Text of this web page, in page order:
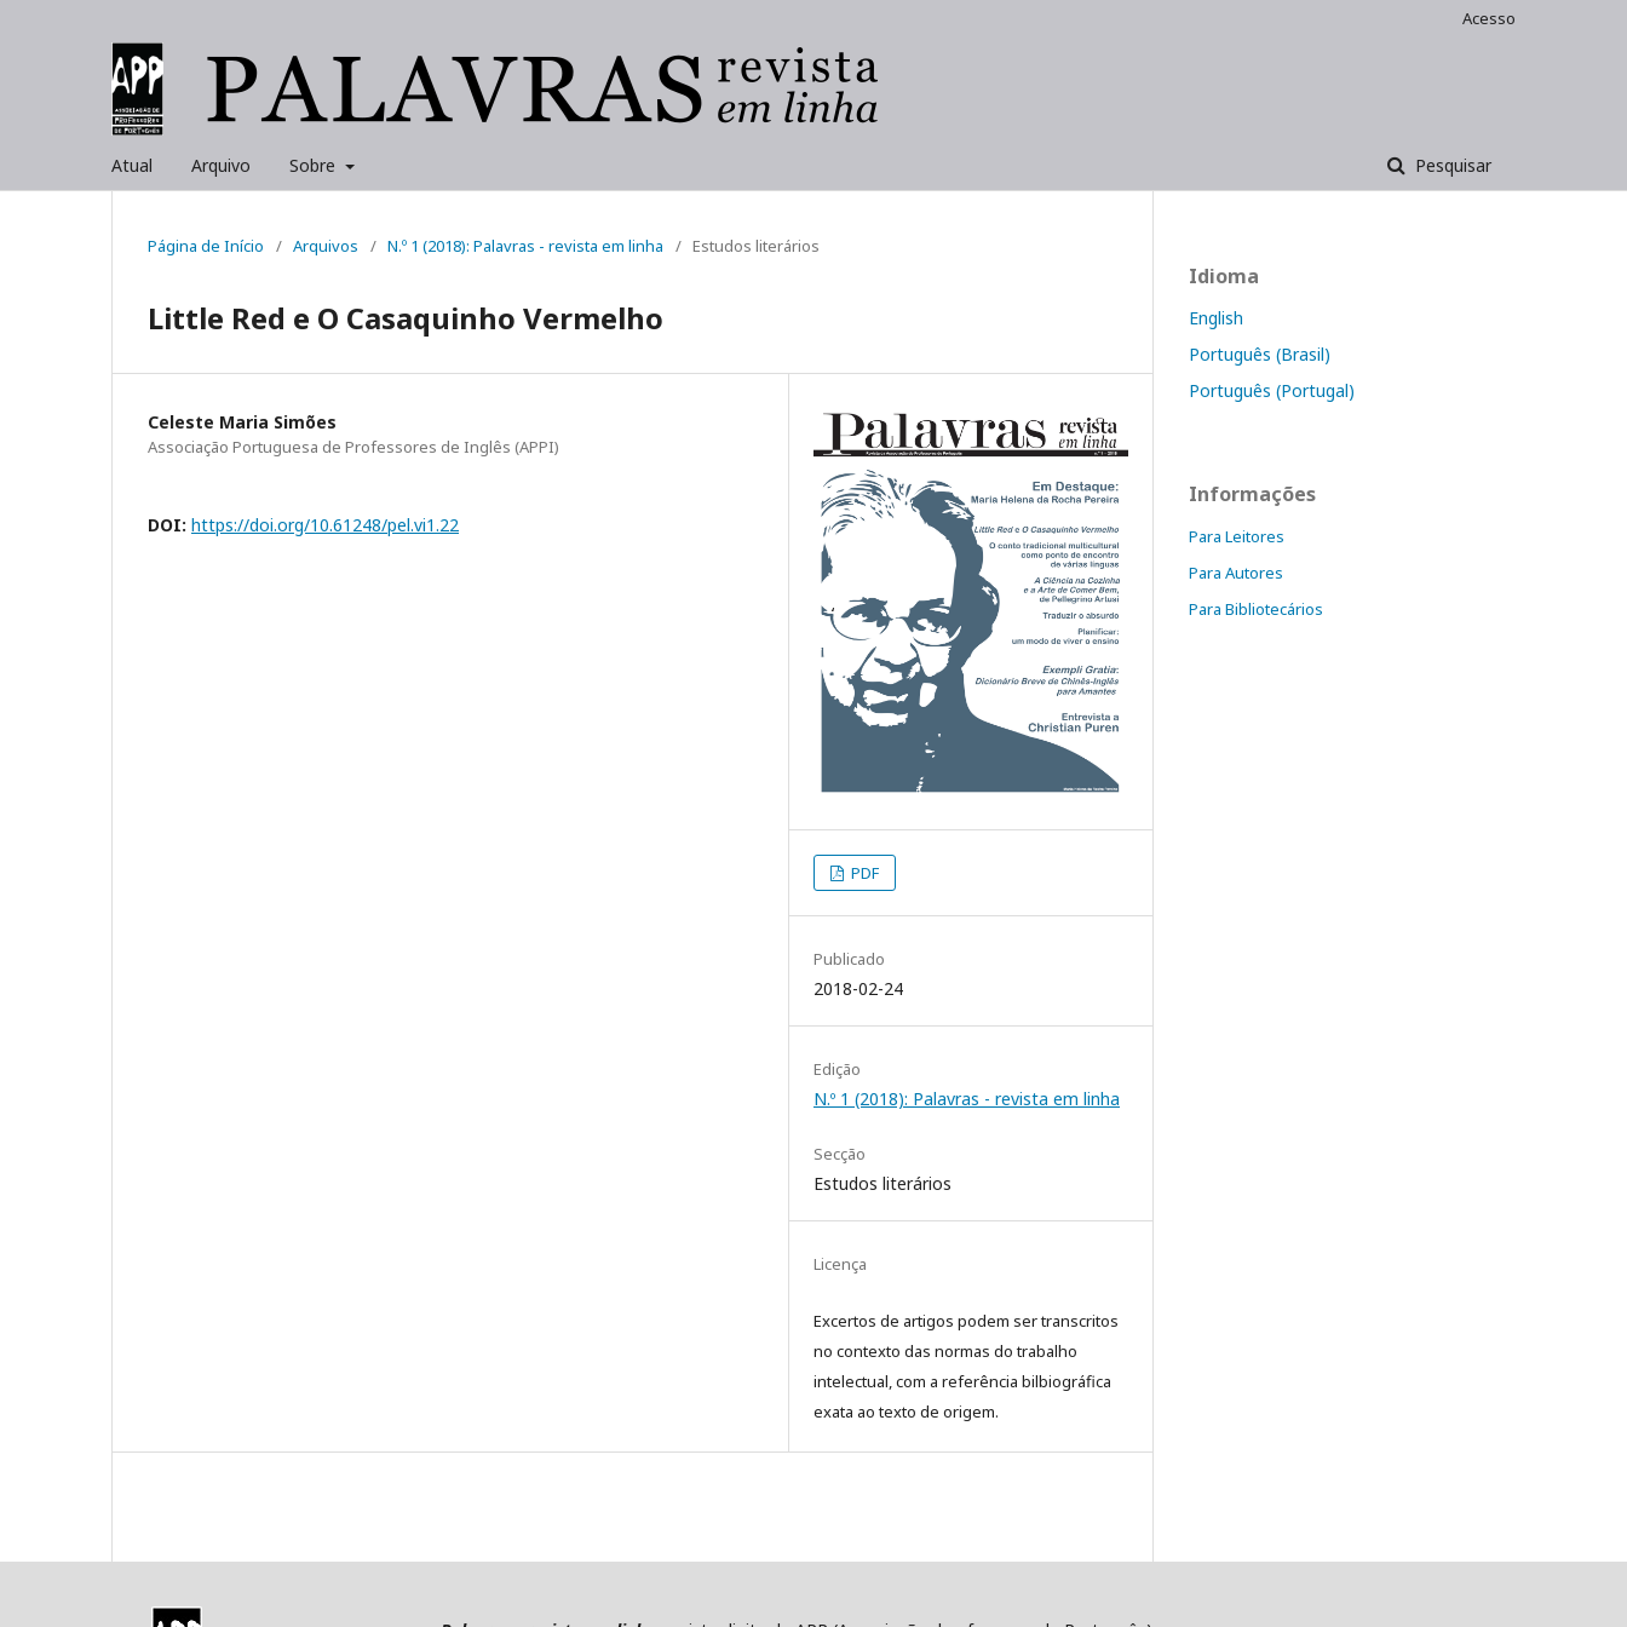
Atual Arquivo Sobre Pesquisar
Acesso
Página de Início / Arquivos / N.º 1 (2018): Palavras - revista em linha / Estudos literários
Little Red e O Casaquinho Vermelho
Celeste Maria Simões
Associação Portuguesa de Professores de Inglês (APPI)
DOI: https://doi.org/10.61248/pel.vi1.22
PDF
Publicado
2018-02-24
Edição
N.º 1 (2018): Palavras - revista em linha
Secção
Estudos literários
Licença
Excertos de artigos podem ser transcritos
no contexto das normas do trabalho
intelectual, com a referência bilbiográfica
exata ao texto de origem.
Idioma
English
Português (Brasil)
Português (Portugal)
Informações
Para Leitores
Para Autores
Para Bibliotecários